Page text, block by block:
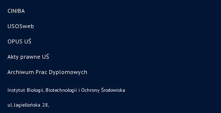
CINIBA
USOSweb
OPUS UŚ
Akty prawne UŚ
Archiwum Prac Dyplomowych
Instytut Biologii, Biotechnologii i Ochrony Środowiska
ul. Jagiellońska 28,